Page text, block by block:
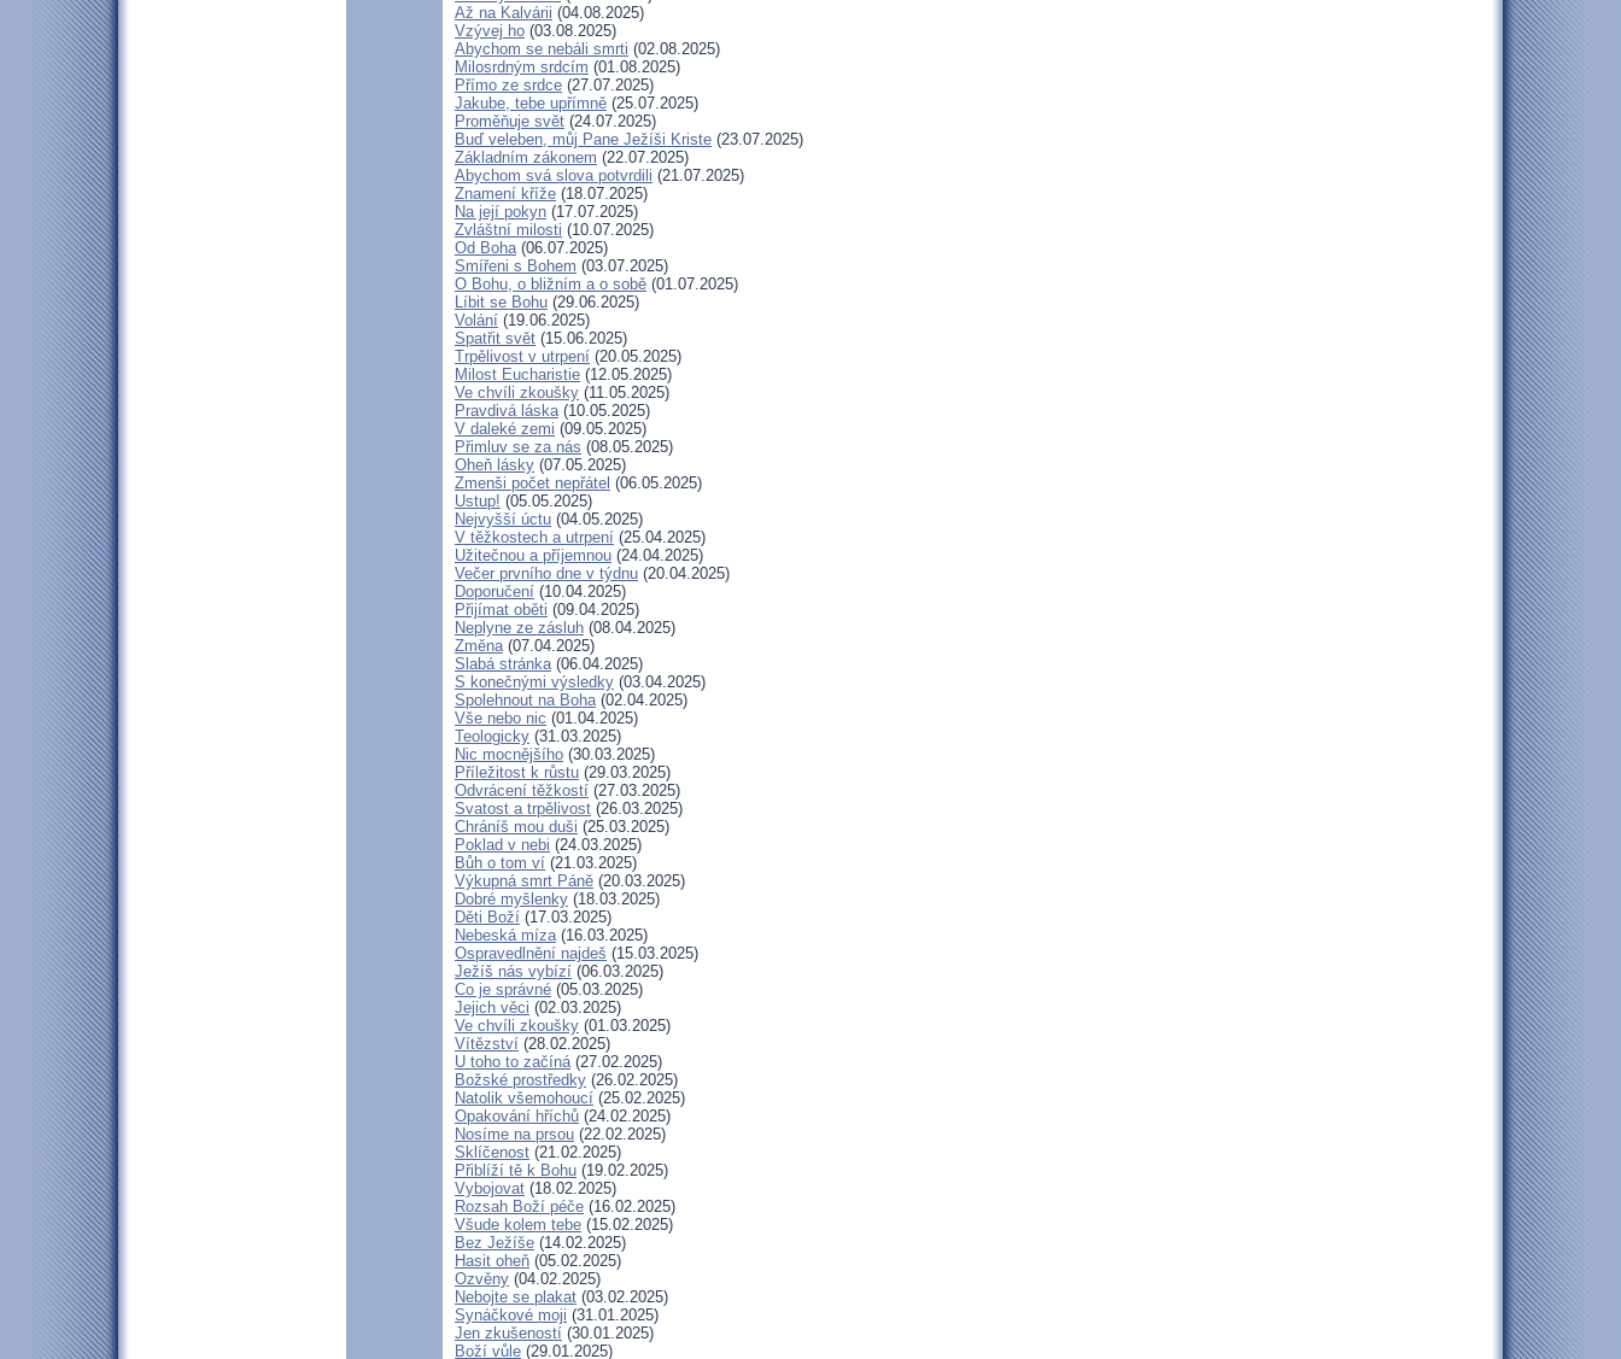
Až na Kalvárii (04.08.2025)
Vzývej ho (03.08.2025)
Abychom se nebáli smrti (02.08.2025)
Milosrdným srdcím (01.08.2025)
Přímo ze srdce (27.07.2025)
Jakube, tebe upřímně (25.07.2025)
Proměňuje svět (24.07.2025)
Buď veleben, můj Pane Ježíši Kriste (23.07.2025)
Základním zákonem (22.07.2025)
Abychom svá slova potvrdili (21.07.2025)
Znamení kříže (18.07.2025)
Na její pokyn (17.07.2025)
Zvláštní milosti (10.07.2025)
Od Boha(06.07.2025)
Smířeni s Bohem (03.07.2025)
O Bohu, o bližním a o sobě (01.07.2025)
Líbit se Bohu (29.06.2025)
Volání (19.06.2025)
Spatřit svět (15.06.2025)
Trpělivost v utrpení (20.05.2025)
Milost Eucharistie (12.05.2025)
Ve chvíli zkoušky (11.05.2025)
Pravdivá láska(10.05.2025)
V daleké zemi (09.05.2025)
Přimluv se za nás (08.05.2025)
Oheň lásky (07.05.2025)
Zmenši počet nepřátel (06.05.2025)
Ustup! (05.05.2025)
Nejvyšší úctu (04.05.2025)
V těžkostech a utrpení (25.04.2025)
Užitečnou a příjemnou (24.04.2025)
Večer prvního dne v týdnu (20.04.2025)
Doporučení (10.04.2025)
Přijímat oběti (09.04.2025)
Neplyne ze zásluh (08.04.2025)
Změna(07.04.2025)
Slabá stránka(06.04.2025)
S konečnými výsledky (03.04.2025)
Spolehnout na Boha(02.04.2025)
Vše nebo nic (01.04.2025)
Teologicky (31.03.2025)
Nic mocnějšího (30.03.2025)
Příležitost k růstu (29.03.2025)
Odvrácení těžkostí (27.03.2025)
Svatost a trpělivost (26.03.2025)
Chráníš mou duši (25.03.2025)
Poklad v nebi (24.03.2025)
Bůh o tom ví (21.03.2025)
Výkupná smrt Páně (20.03.2025)
Dobré myšlenky (18.03.2025)
Děti Boží (17.03.2025)
Nebeská míza(16.03.2025)
Ospravedlnění najdeš (15.03.2025)
Ježíš nás vybízí (06.03.2025)
Co je správné (05.03.2025)
Jejich věci (02.03.2025)
Ve chvíli zkoušky (01.03.2025)
Vítězství (28.02.2025)
U toho to začíná(27.02.2025)
Božské prostředky (26.02.2025)
Natolik všemohoucí (25.02.2025)
Opakování hříchů (24.02.2025)
Nosíme na prsou (22.02.2025)
Sklíčenost (21.02.2025)
Přiblíží tě k Bohu (19.02.2025)
Vybojovat (18.02.2025)
Rozsah Boží péče (16.02.2025)
Všude kolem tebe (15.02.2025)
Bez Ježíše (14.02.2025)
Hasit oheň (05.02.2025)
Ozvěny (04.02.2025)
Nebojte se plakat (03.02.2025)
Synáčkové moji (31.01.2025)
Jen zkušeností (30.01.2025)
Boží vůle (29.01.2025)